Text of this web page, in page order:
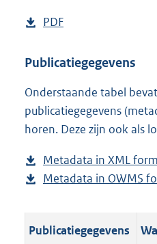
D
w
l
o
a
p
u
l
PDF
s
a
n
d
g
r
o
Publicatiegegevens
Onderstaande tabel
publicatiegegevens
horen. Deze zijn ook als
Metadata in XML
Metadata in OWMS
Publicatiegegevens